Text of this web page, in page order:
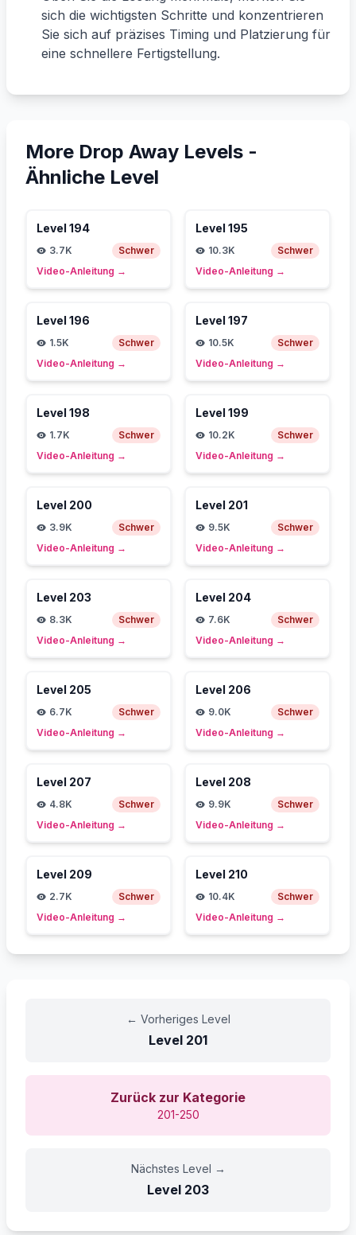
sich die wichtigsten Schritte und konzentrieren
Sie sich auf präzises Timing und Platzierung für
eine schnellere Fertigstellung.
More Drop Away Levels -
Ähnliche Level
Level 194
3.7K
Schwer
Video-Anleitung →
Level 195
10.3K
Schwer
Video-Anleitung →
Level 196
1.5K
Schwer
Video-Anleitung →
Level 197
10.5K
Schwer
Video-Anleitung →
Level 198
1.7K
Schwer
Video-Anleitung →
Level 199
10.2K
Schwer
Video-Anleitung →
Level 200
3.9K
Schwer
Video-Anleitung →
Level 201
9.5K
Schwer
Video-Anleitung →
Level 203
8.3K
Schwer
Video-Anleitung →
Level 204
7.6K
Schwer
Video-Anleitung →
Level 205
6.7K
Schwer
Video-Anleitung →
Level 206
9.0K
Schwer
Video-Anleitung →
Level 207
4.8K
Schwer
Video-Anleitung →
Level 208
9.9K
Schwer
Video-Anleitung →
Level 209
2.7K
Schwer
Video-Anleitung →
Level 210
10.4K
Schwer
Video-Anleitung →
← Vorheriges Level
Level 201
Zurück zur Kategorie
201-250
Nächstes Level →
Level 203